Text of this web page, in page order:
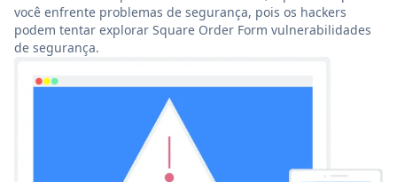
você enfrente problemas de segurança, pois os hackers
podem tentar explorar Square Order Form vulnerabilidades
de segurança.